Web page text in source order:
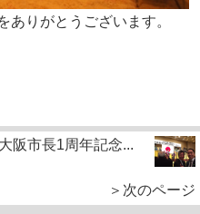
ありがとうございます。
大阪市長1周年記念...
＞次のページ